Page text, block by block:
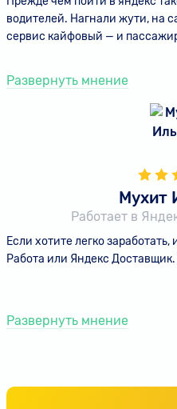
водителей. Нагнали жути, на
сервис кайфовый — и
Развернуть мнение
Мухит
Работает в
Если хотите легко
Работа или Яндекс
Развернуть мнение